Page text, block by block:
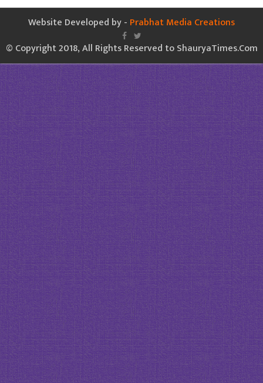
Website Developed by - Prabhat Media Creations
© Copyright 2018, All Rights Reserved to ShauryaTimes.Com